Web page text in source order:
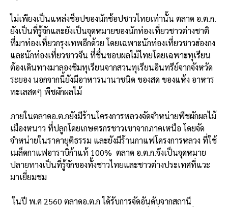
ไม่เพียงเป็นแหล่งช็อปของนักช้อปชาวไทยเท่านั้น ตลาด อ.ต.ก.
ยังเป็นที่รู้จักและยังเป็นจุดหมายของนักท่องเที่ยวชาวต่างชาติ
ที่มาท่องเที่ยวกรุงเทพอีกด้วยโดยเฉพาะนักท่องเที่ยวชาวฮ่องกง
และนักท่องเที่ยวชาวจีน ที่ชื่นชอบผลไม้ไทยโดยเฉพาะทุเรียน
ต้องเดินทางมาลองชิมทุเรียนจากสวนทุเรียนอินทรีย์จากจังหวัด
ระยอง นอกจากนี้ยังมีอาหารนานาชนิด ของสด ของแห้ง อาหาร
ทะเลสดๆ พืชผักผลไม้
ภายในตลาดอ.ต.กยังมีร้านโครงการหลวงจัดจำหน่ายพืชผักผลไม้
เมืองหนาว ที่ปลูกโดยเกษตรกรชาวเขาจากภาคเหนือ โดยจัด
จำหน่ายในราคายุติธรรม และยังมีร้านกาแฟโครงการหลวง ที่ใช้
เมล็ดกาแฟอาราบิก้าแท้ 100% ตลาด อ.ต.ก.จึงเป็นจุดหมาย
ปลายทางเป็นที่รู้จักของทั้งชาวไทยและชาวต่างประเทศที่แวะ
มาเยี่ยมชม
ในปี พ.ศ 2560 ตลาดอ.ต.ก ได้รับการจัดอันดับจากสถานี